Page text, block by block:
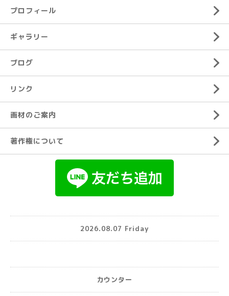
プロフィール
ギャラリー
ブログ
リンク
画材のご案内
著作権について
2026.08.07 Friday
カウンター